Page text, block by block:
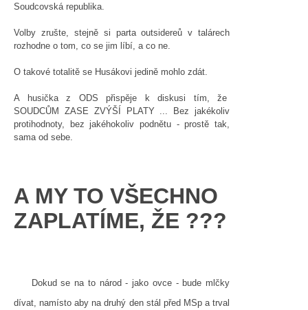
Soudcovská republika.
Volby zrušte, stejně si parta outsidereů v talárech
rozhodne o tom, co se jim líbí, a co ne.
O takové totalitě se Husákovi jedině mohlo zdát.
A husička z ODS přispěje k diskusi tím, že
SOUDCŮM ZASE ZVÝŠÍ PLATY ... Bez jakékoliv
protihodnoty, bez jakéhokoliv podnětu - prostě tak,
sama od sebe.
A MY TO VŠECHNO
ZAPLATÍME, ŽE ???
Dokud se na to národ - jako ovce - bude mlčky
dívat, namísto aby na druhý den stál před MSp a trval